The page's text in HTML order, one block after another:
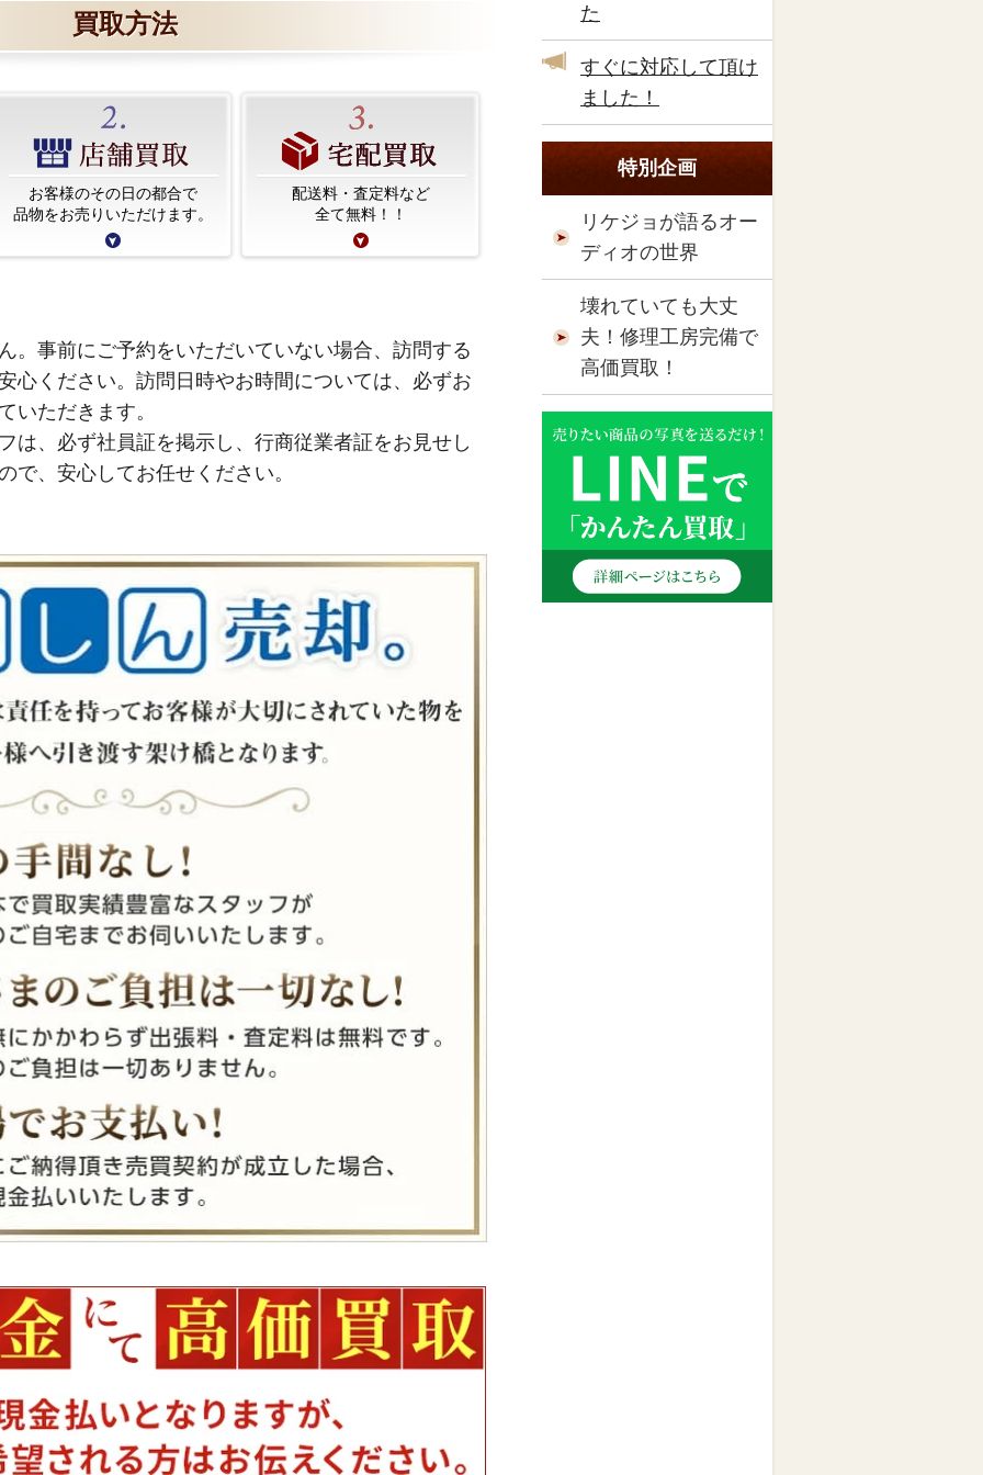
買取方法
お客様のその日の都合で
品物をお売りいただけます。
配送料・査定料など
全て無料！！
。事前にご予約をいただいていない場合、訪問する
心ください。訪問日時やお時間については、必ずお
いただきます。
は、必ず社員証を掲示し、行商従業者証をお見せし
で、安心してお任せください。
た
すぐに対応して頂け
ました！
特別企画
リケジョが語るオー
ディオの世界
壊れていても大丈
夫！修理工房完備で
高価買取！